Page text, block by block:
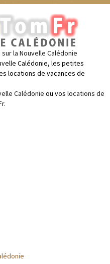
la Nouvelle Calédonie
Calédonie, les petites
locations de vacances de
Calédonie ou vos locations de